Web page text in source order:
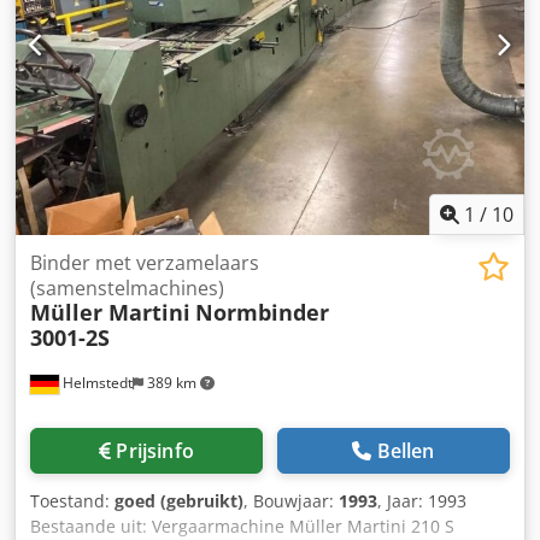
onderhoud of uitbreiding van bestaande Atlas Copco-
installaties.
1 / 10
Helmstedt 389 km
Binder met verzamelaars
(samenstelmachines)
Müller Martini Normbinder
3001-2S
Prijsinfo Bellen
Toestand: goed (gebruikt), Bouwjaar: 1993, Jaar: 1993
Bestaande uit: Vergaarmachine Müller Martini 210 S